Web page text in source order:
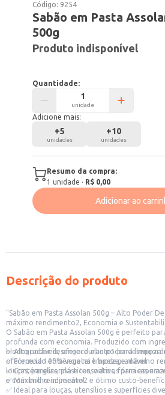
Código: 9254
Sabão em Pasta
500g
Produto indisponível
Quantidade:
unidade
Adicione mais:
+5
unidades
+10
unidades
Resumo da compra:
1 unidade · R$ 0,00
Adicionar ao
Descrição do produto
"Sabão em Pasta Assolan 500g – Alto Poder
máximo rendimento2, Economia e
O Sabão em Pasta Assolan 500g é perfeito
profunda com economia. Produzido com
biodegradáveis, oferece alto poder
oferecendo eficiência na limpeza e máximo
louças, panelas, plásticos, vidros, fórmicas e
e com brilho impecável.
✅ Alto poder desengordurante1 para limpeza
✅ Fórmula 100% vegetal e biodegradável
✅ Contém glicerina e tensoativos para
✅ Máximo rendimento2 e ótimo custo-
✅ Ideal para louças, utensílios e superfícies